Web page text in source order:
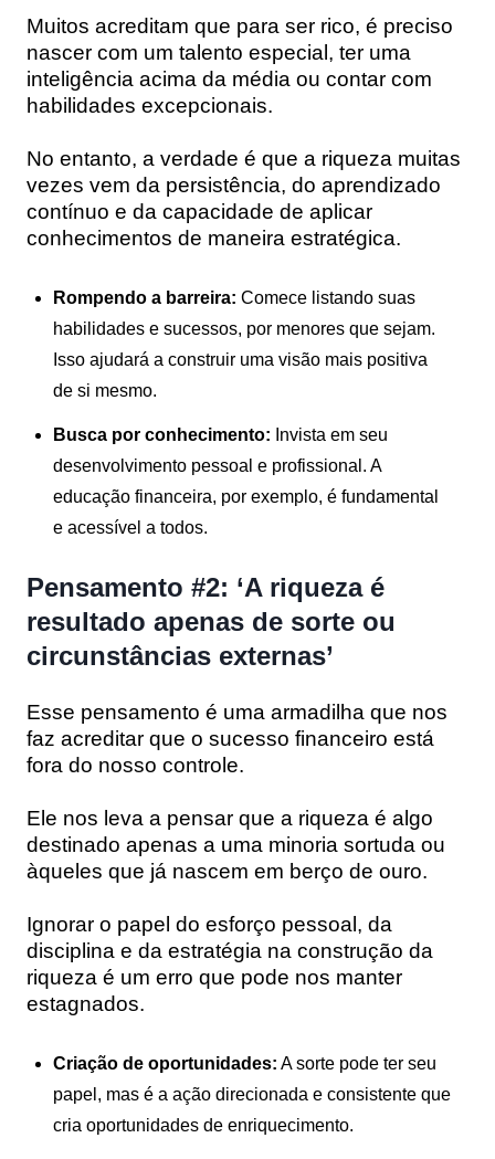
Muitos acreditam que para ser rico, é preciso
nascer com um talento especial, ter uma
inteligência acima da média ou contar com
habilidades excepcionais.
No entanto, a verdade é que a riqueza muitas
vezes vem da persistência, do aprendizado
contínuo e da capacidade de aplicar
conhecimentos de maneira estratégica.
Rompendo a barreira: Comece listando suas
habilidades e sucessos, por menores que sejam.
Isso ajudará a construir uma visão mais positiva
de si mesmo.
Busca por conhecimento: Invista em seu
desenvolvimento pessoal e profissional. A
educação financeira, por exemplo, é fundamental
e acessível a todos.
Pensamento #2: ‘A riqueza é
resultado apenas de sorte ou
circunstâncias externas’
Esse pensamento é uma armadilha que nos
faz acreditar que o sucesso financeiro está
fora do nosso controle.
Ele nos leva a pensar que a riqueza é algo
destinado apenas a uma minoria sortuda ou
àqueles que já nascem em berço de ouro.
Ignorar o papel do esforço pessoal, da
disciplina e da estratégia na construção da
riqueza é um erro que pode nos manter
estagnados.
Criação de oportunidades: A sorte pode ter seu
papel, mas é a ação direcionada e consistente que
cria oportunidades de enriquecimento.